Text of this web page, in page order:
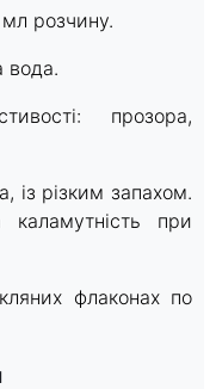
мл розчину.
вода.
прозора,
із різким запахом.
при
флаконах по